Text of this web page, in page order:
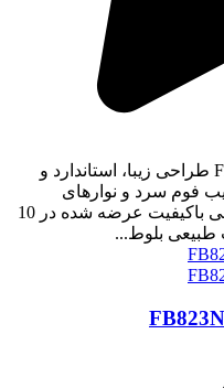
خرید مبل دو نفره نیلپر مدل FB726N2 طراحی زیبا، استاندارد و
فوم سرد و نوارهای
ارتجاعی در پشتی و نشیمن رویه چرمی باکیفیت عرضه شده در 10
طبیعی بلوط...